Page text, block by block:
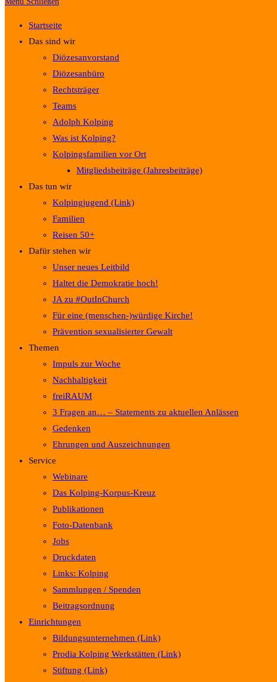
Startseite
Das sind wir
Diözesanvorstand
Diözesanbüro
Rechtsträger
Teams
Adolph Kolping
Was ist Kolping?
Kolpingsfamilien vor Ort
Mitgliedsbeiträge (Jahresbeiträge)
Das tun wir
Kolpingjugend (Link)
Familien
Reisen 50+
Dafür stehen wir
Unser neues Leitbild
Haltet die Demokratie hoch!
JA zu #OutInChurch
Für eine (menschen-)würdige Kirche!
Prävention sexualisierter Gewalt
Themen
Impuls zur Woche
Nachhaltigkeit
freiRAUM
3 Fragen an… – Statements zu aktuellen Anlässen
Gedenken
Ehrungen und Auszeichnungen
Service
Webinare
Das Kolping-Korpus-Kreuz
Publikationen
Foto-Datenbank
Jobs
Druckdaten
Links: Kolping
Sammlungen / Spenden
Beitragsordnung
Einrichtungen
Bildungsunternehmen (Link)
Prodia Kolping Werkstätten (Link)
Stiftung (Link)